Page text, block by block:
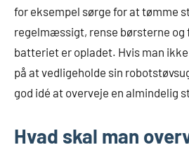
for eksempel sørge for at tømme
regelmæssigt, rense børsterne og
batteriet er opladet. Hvis man
på at vedligeholde sin
god idé at overveje en almindelig
Hvad skal man